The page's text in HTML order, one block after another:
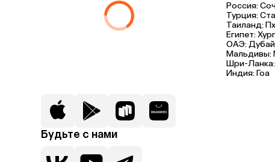
Будьте с нами
Россия:
Турция:
Таиланд:
Египет:
ОАЭ:
Мальдивы:
Шри-Ланка:
Индия:Гоа